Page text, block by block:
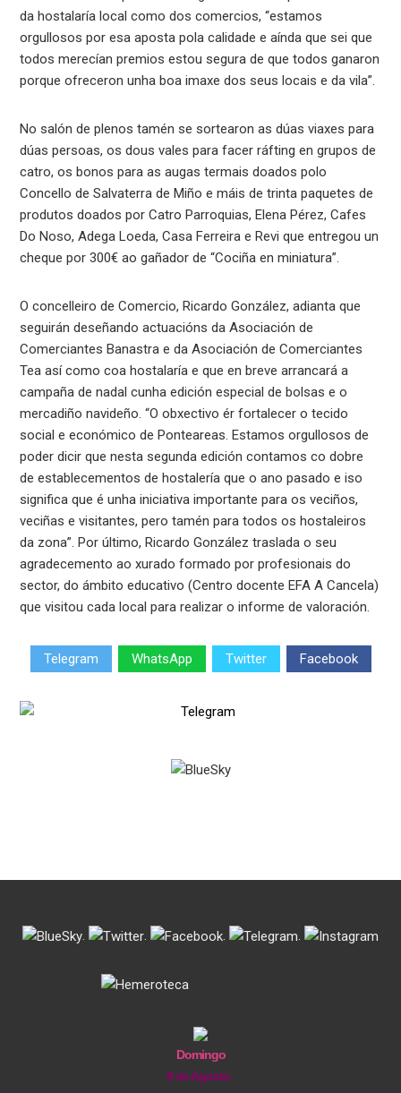
da hostalaría local como dos comercios, “estamos
orgullosos por esa aposta pola calidade e aínda que sei que
todos merecían premios estou segura de que todos ganaron
porque ofreceron unha boa imaxe dos seus locais e da vila”.
No salón de plenos tamén se sortearon as dúas viaxes para
dúas persoas, os dous vales para facer ráfting en grupos de
catro, os bonos para as augas termais doados polo
Concello de Salvaterra de Miño e máis de trinta paquetes de
produtos doados por Catro Parroquias, Elena Pérez, Cafes
Do Noso, Adega Loeda, Casa Ferreira e Revi que entregou un
cheque por 300€ ao gañador de “Cociña en miniatura”.
O concelleiro de Comercio, Ricardo González, adianta que
seguirán deseñando actuacións da Asociación de
Comerciantes Banastra e da Asociación de Comerciantes
Tea así como coa hostalaría e que en breve arrancará a
campaña de nadal cunha edición especial de bolsas e o
mercadiño navideño. “O obxectivo ér fortalecer o tecido
social e económico de Ponteareas. Estamos orgullosos de
poder dicir que nesta segunda edición contamos co dobre
de establecementos de hostalería que o ano pasado e iso
significa que é unha iniciativa importante para os veciños,
veciñas e visitantes, pero tamén para todos os hostaleiros
da zona”. Por último, Ricardo González traslada o seu
agradecemento ao xurado formado por profesionais do
sector, do ámbito educativo (Centro docente EFA A Cancela)
que visitou cada local para realizar o informe de valoración.
Telegram WhatsApp Twitter Facebook
. . . .
Domingo
9 de Agosto